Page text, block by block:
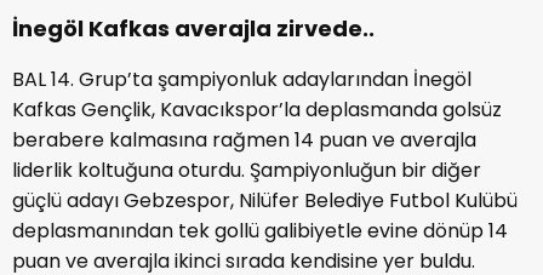
İnegöl Kafkas averajla zirvede..
BAL 14. Grup’ta şampiyonluk adaylarından İnegöl
Kafkas Gençlik, Kavacıkspor’la deplasmanda golsüz
berabere kalmasına rağmen 14 puan ve averajla
liderlik koltuğuna oturdu. Şampiyonluğun bir diğer
güçlü adayı Gebzespor, Nilüfer Belediye Futbol Kulübü
deplasmanından tek gollü galibiyetle evine dönüp 14
puan ve averajla ikinci sırada kendisine yer buldu.